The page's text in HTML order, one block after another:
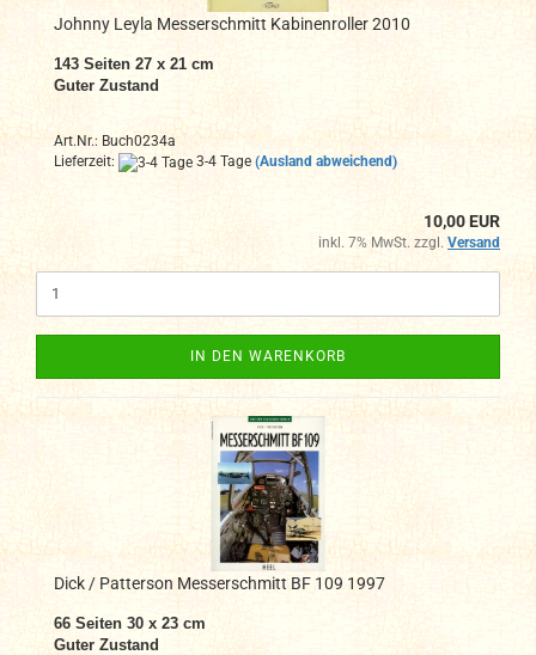
Johnny Leyla Messerschmitt Kabinenroller 2010
143 Seiten 27 x 21 cm
Guter Zustand
Art.Nr.: Buch0234a
Lieferzeit:
3-4 Tage (Ausland abweichend)
10,00 EUR
inkl. 7% MwSt. zzgl. Versand
IN DEN WARENKORB
Dick / Patterson Messerschmitt BF 109 1997
66 Seiten 30 x 23 cm
Guter Zustand